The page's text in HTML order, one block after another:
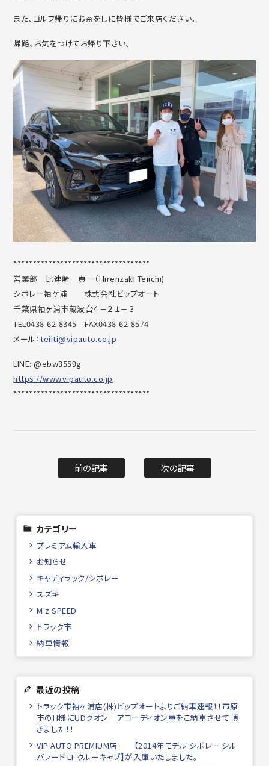
また、ゴルフ帰りにお茶をしに皆様でご来店ください。
帰路、お気をつけてお帰り下さい。
***********************************
営業部 比連崎 貞一（Hirenzaki Teiichi)
シボレー袖ケ浦 株式会社ビップオート
千葉県袖ヶ浦市蔵波台４－２１－３
TEL0438-62-8345 FAX0438-62-8574
メール：teiiti@vipauto.co.jp
LINE: @ebw3559g
https://www.vipauto.co.jp
***********************************
前の記事 次の記事
カテゴリー
プレミアム輸入車
お知らせ
キャディラック/シボレー
スズキ
M'z SPEED
トラック市
納車情報
最近の投稿
トラック市袖ヶ浦店(株)ビップオートよりご納車速報！！市原
市のH様にUDクオン アコーディオン車をご納車させて頂
きました！！
VIP AUTO PREMIUM店 【2014年モデル シボレー シル
バラード LT クルーキャブ】が入庫いたしました。